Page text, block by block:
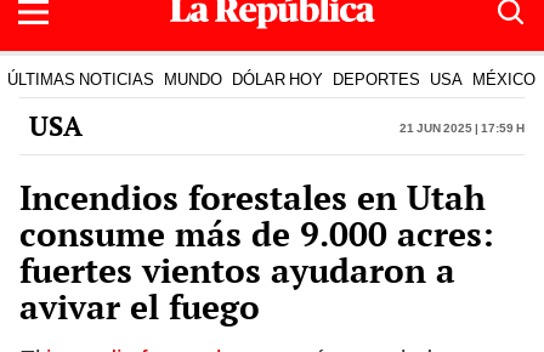
ÚLTIMAS NOTICIAS MUNDO DÓLAR HOY DEPORTES USA MÉXICO
USA 21 Jun 2025 | 17:59 h
Incendios forestales en Utah
consume más de 9.000 acres:
fuertes vientos ayudaron a
avivar el fuego